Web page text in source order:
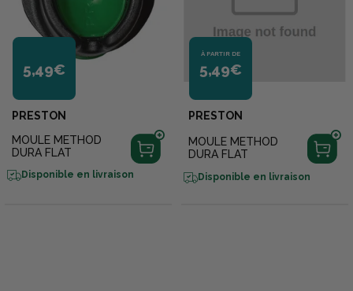
5,49€
PRESTON
MOULE METHOD
DURA FLAT
Disponible en livraison
À PARTIR DE
5,49€
PRESTON
MOULE METHOD
DURA FLAT
Disponible en livraison